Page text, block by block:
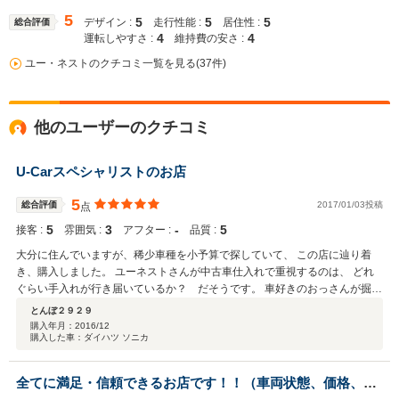
総合評価 5 デザイン : 5 走行性能 : 5 居住性 : 5
運転しやすさ : 4 維持費の安さ : 4
ユー・ネストのクチコミ一覧を見る(37件)
他のユーザーのクチコミ
U-Carスペシャリストのお店
総合評価 5点 2017/01/03投稿
接客 : 5 雰囲気 : 3 アフター : ‐ 品質 : 5
大分に住んでいますが、稀少車種を小予算で探していて、 この店に辿り着
き、購入しました。 ユーネストさんが中古車仕入れで重視するのは、 どれ
ぐらい手入れが行き届いているか？ だそうです。 車好きのおっさんが掘り
出し物（だけでは無いんでしょうが）の中古車を仕入れて ユーザー目線で一
生懸命に手入れして販売しているイメージでしょうか？ 印象： 【最初の問
い合わせ】 ・最初に電話したとき、（カーセンサーなどの）サイトで見ただ
た。 【試乗】 ・時々起きる振動がエンジンマウントの劣化であること、
マウント3か所のうち、重篤な１か所は既に交換済みであること、 だが、
とんぼ２９２９
購入年月： 2016/12
購入した車：ダイハツ ソニカ
全てに満足・信頼できるお店です！！（車両状態、価格、社